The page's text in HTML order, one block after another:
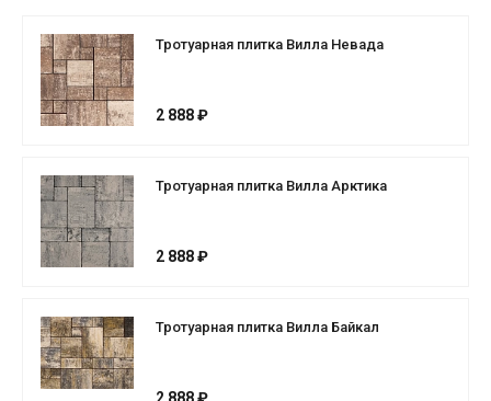
Тротуарная плитка Вилла Невада
2 888 ₽
Тротуарная плитка Вилла Арктика
2 888 ₽
Тротуарная плитка Вилла Байкал